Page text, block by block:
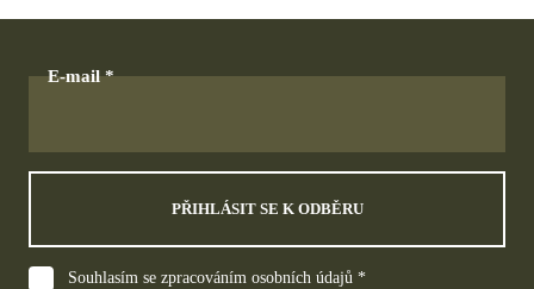
E-mail
PŘIHLÁSIT SE K ODBĚRU
Souhlasím se zpracováním osobních údajů *